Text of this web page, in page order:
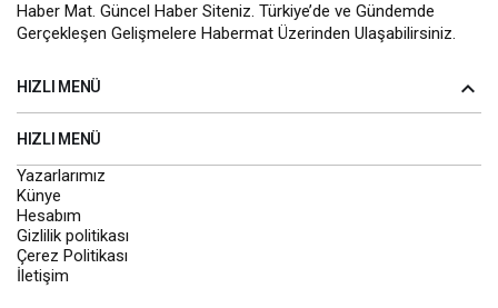
Haber Mat. Güncel Haber Siteniz. Türkiye’de ve Gündemde
Gerçekleşen Gelişmelere Habermat Üzerinden Ulaşabilirsiniz.
HIZLI MENÜ
HIZLI MENÜ
Yazarlarımız
Künye
Hesabım
Gizlilik politikası
Çerez Politikası
İletişim